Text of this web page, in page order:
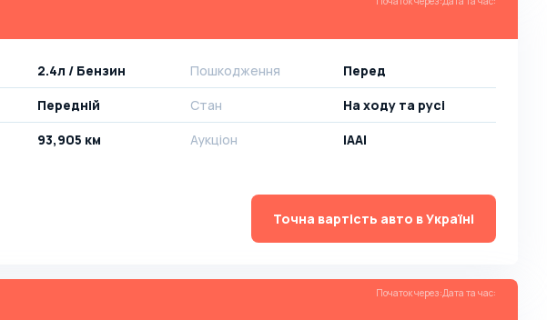
2.4л / Бензин
Передній
93,905 км
Пошкодження
Перед
Стан
На ​​ходу та русі
Аукціон
IAAI
Точна вартість авто в Україні
Початок через:Дата та час: